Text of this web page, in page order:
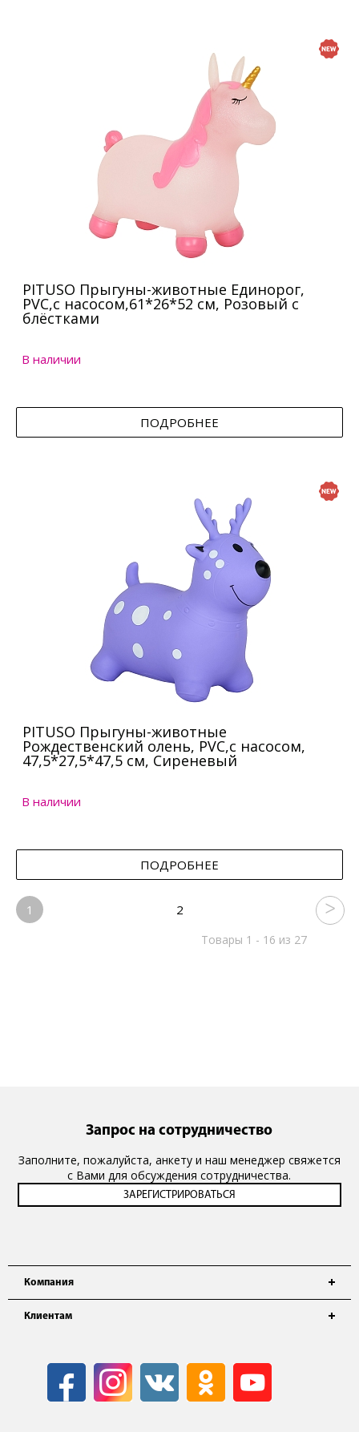
PITUSO Прыгуны-животные Единорог,
PVC,с насосом,61*26*52 см, Розовый с
блёстками
В наличии
ПОДРОБНЕЕ
PITUSO Прыгуны-животные
Рождественский олень, PVC,с насосом,
47,5*27,5*47,5 см, Сиреневый
В наличии
ПОДРОБНЕЕ
1 2
Товары 1 - 16 из 27
Компания
Клиентам
Запрос на сотрудничество
Заполните, пожалуйста, анкету и наш менеджер свяжется
с Вами для обсуждения сотрудничества.